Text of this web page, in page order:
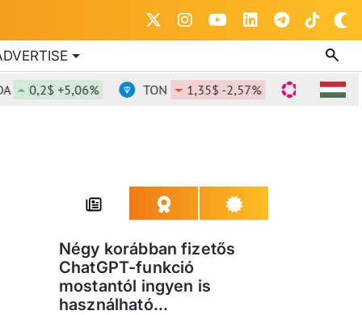
0,2$ +5,06% TON 1,35$ -2,57% DOT
Négy korábban fizetős
ChatGPT-funkció
mostantól ingyen is
használható...